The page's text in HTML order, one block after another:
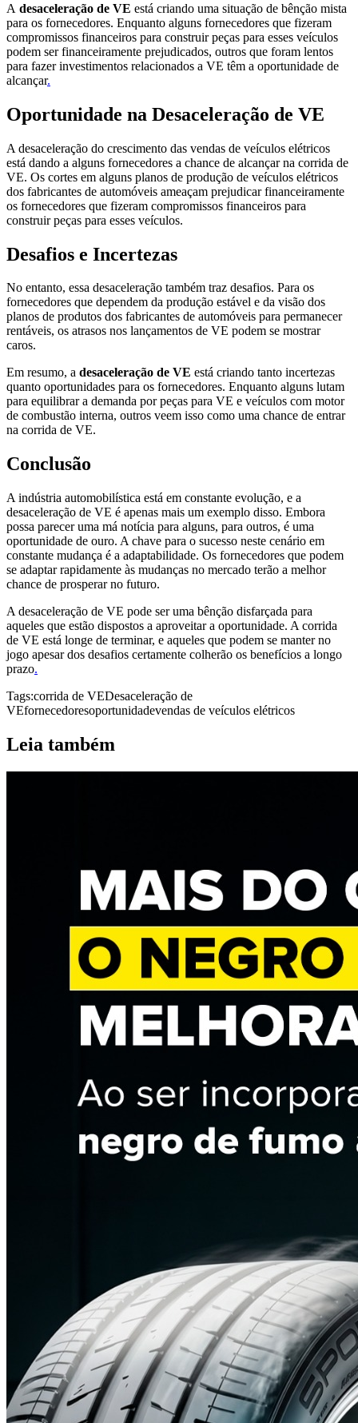
A desaceleração de VE está criando uma situação de bênção mista
para os fornecedores. Enquanto alguns fornecedores que fizeram
compromissos financeiros para construir peças para esses veículos
podem ser financeiramente prejudicados, outros que foram lentos
para fazer investimentos relacionados a VE têm a oportunidade de
alcançar.
Oportunidade na Desaceleração de VE
A desaceleração do crescimento das vendas de veículos elétricos
está dando a alguns fornecedores a chance de alcançar na corrida de
VE. Os cortes em alguns planos de produção de veículos elétricos
dos fabricantes de automóveis ameaçam prejudicar financeiramente
os fornecedores que fizeram compromissos financeiros para
construir peças para esses veículos.
Desafios e Incertezas
No entanto, essa desaceleração também traz desafios. Para os
fornecedores que dependem da produção estável e da visão dos
planos de produtos dos fabricantes de automóveis para permanecer
rentáveis, os atrasos nos lançamentos de VE podem se mostrar
caros.
Em resumo, a desaceleração de VE está criando tanto incertezas
quanto oportunidades para os fornecedores. Enquanto alguns lutam
para equilibrar a demanda por peças para VE e veículos com motor
de combustão interna, outros veem isso como uma chance de entrar
na corrida de VE.
Conclusão
A indústria automobilística está em constante evolução, e a
desaceleração de VE é apenas mais um exemplo disso. Embora
possa parecer uma má notícia para alguns, para outros, é uma
oportunidade de ouro. A chave para o sucesso neste cenário em
constante mudança é a adaptabilidade. Os fornecedores que podem
se adaptar rapidamente às mudanças no mercado terão a melhor
chance de prosperar no futuro.
A desaceleração de VE pode ser uma bênção disfarçada para
aqueles que estão dispostos a aproveitar a oportunidade. A corrida
de VE está longe de terminar, e aqueles que podem se manter no
jogo apesar dos desafios certamente colherão os benefícios a longo
prazo.
Tags:corrida de VEDesaceleração de
VEfornecedoresoportunidadevendas de veículos elétricos
Leia também